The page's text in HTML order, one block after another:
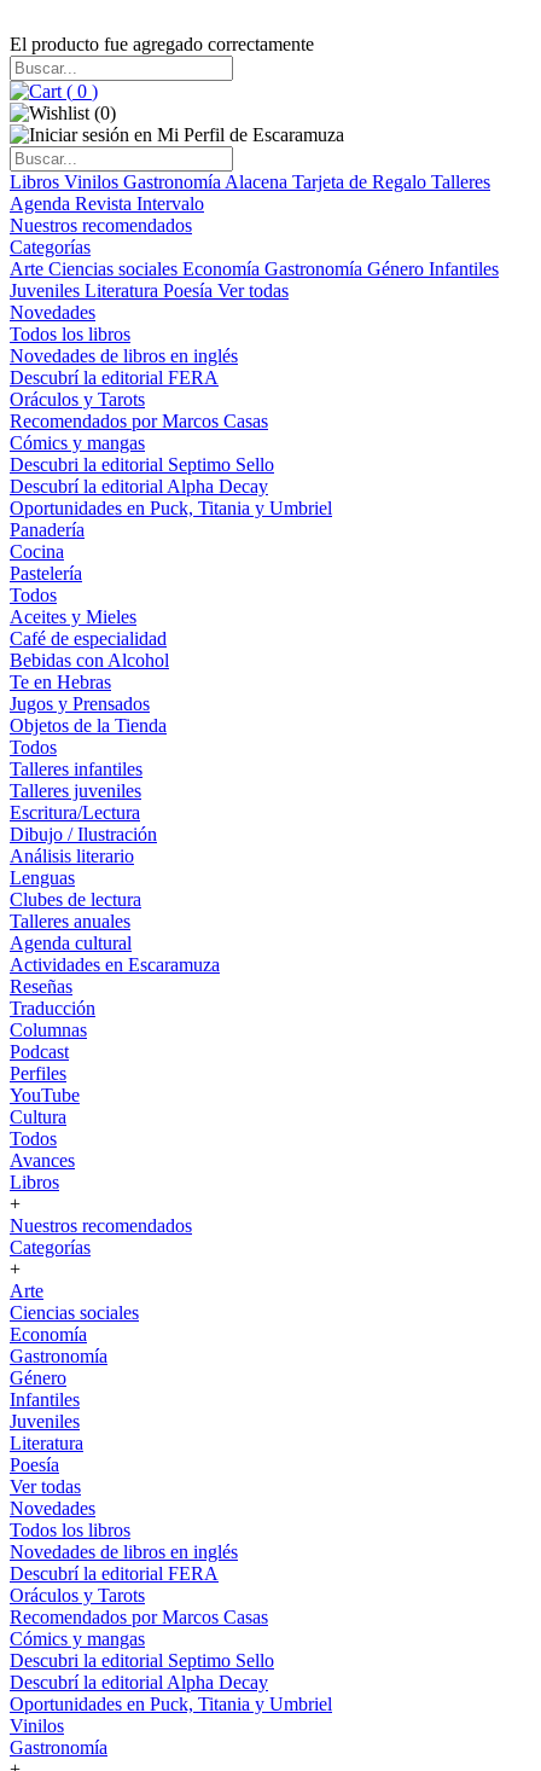
El producto fue agregado correctamente
( 0 )
(0)
Libros Vinilos Gastronomía Alacena Tarjeta de Regalo Talleres
Agenda Revista Intervalo
Nuestros recomendados
Categorías
Arte Ciencias sociales Economía Gastronomía Género Infantiles
Juveniles Literatura Poesía Ver todas
Novedades
Todos los libros
Novedades de libros en inglés
Descubrí la editorial FERA
Oráculos y Tarots
Recomendados por Marcos Casas
Cómics y mangas
Descubri la editorial Septimo Sello
Descubrí la editorial Alpha Decay
Oportunidades en Puck, Titania y Umbriel
Panadería
Cocina
Pastelería
Todos
Aceites y Mieles
Café de especialidad
Bebidas con Alcohol
Te en Hebras
Jugos y Prensados
Objetos de la Tienda
Todos
Talleres infantiles
Talleres juveniles
Escritura/Lectura
Dibujo / Ilustración
Análisis literario
Lenguas
Clubes de lectura
Talleres anuales
Agenda cultural
Actividades en Escaramuza
Reseñas
Traducción
Columnas
Podcast
Perfiles
YouTube
Cultura
Todos
Avances
Libros
+
Nuestros recomendados
Categorías
+
Arte
Ciencias sociales
Economía
Gastronomía
Género
Infantiles
Juveniles
Literatura
Poesía
Ver todas
Novedades
Todos los libros
Novedades de libros en inglés
Descubrí la editorial FERA
Oráculos y Tarots
Recomendados por Marcos Casas
Cómics y mangas
Descubri la editorial Septimo Sello
Descubrí la editorial Alpha Decay
Oportunidades en Puck, Titania y Umbriel
Vinilos
Gastronomía